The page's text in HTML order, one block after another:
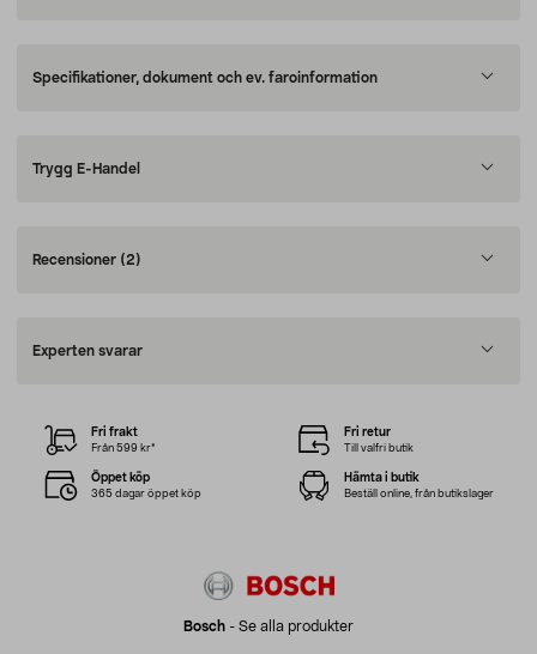
Specifikationer, dokument och ev. faroinformation
Trygg E-Handel
Recensioner (2)
Experten svarar
Bosch - Se alla produkter
Fri frakt
Från 599 kr*
Fri retur
Till valfri butik
Öppet köp
365 dagar öppet köp
Hämta i butik
Beställ online, från butikslager